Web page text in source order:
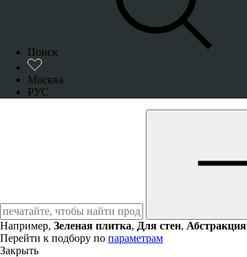
Поиск
Москва
РУС
Например, Зеленая плитка, Для стен, Абстракция
Перейти к подбору по параметрам
Закрыть